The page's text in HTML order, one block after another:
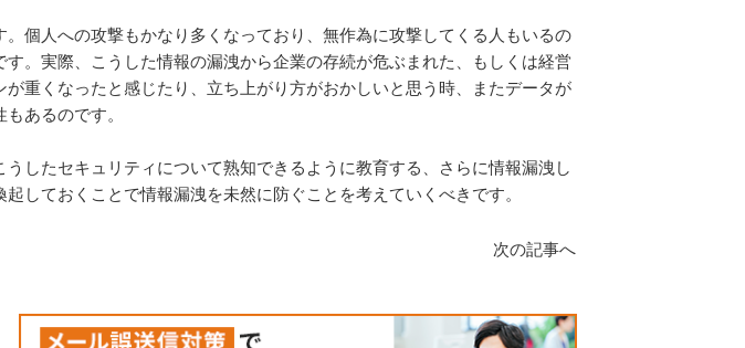
個人への攻撃もかなり多くなっており、無作為に攻撃してくる人もいるの
。実際、こうした情報の漏洩から企業の存続が危ぶまれた、もしくは経営
重くなったと感じたり、立ち上がり方がおかしいと思う時、またデータが
あるのです。
したセキュリティについて熟知できるように教育する、さらに情報漏洩し
しておくことで情報漏洩を未然に防ぐことを考えていくべきです。
次の記事へ